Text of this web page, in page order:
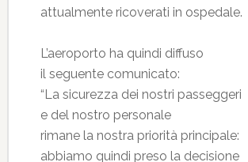
attualmente ricoverati in ospedale.
L’aeroporto ha quindi diffuso
il seguente comunicato:
“La sicurezza dei nostri passeggeri
e del nostro personale
rimane la nostra priorità principale:
abbiamo quindi preso la decisione